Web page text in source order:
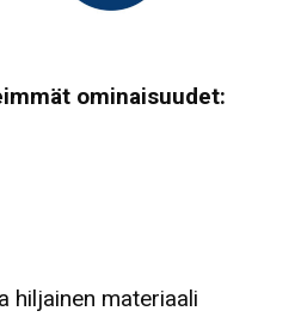
ominaisuudet:
hiljainen materiaali